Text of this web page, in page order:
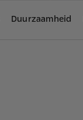
Duurzaamheid